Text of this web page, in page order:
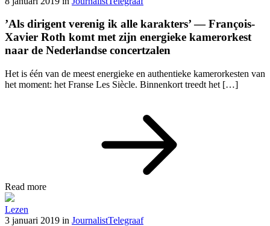
’Als dirigent verenig ik alle karakters’ — François-
Xavier Roth komt met zijn energieke kamerorkest
naar de Nederlandse concertzalen
Het is één van de meest energieke en authentieke kamerorkesten van
het moment: het Franse Les Siècle. Binnenkort treedt het […]
Read more
Lezen
3 januari 2019 in JournalistTelegraaf